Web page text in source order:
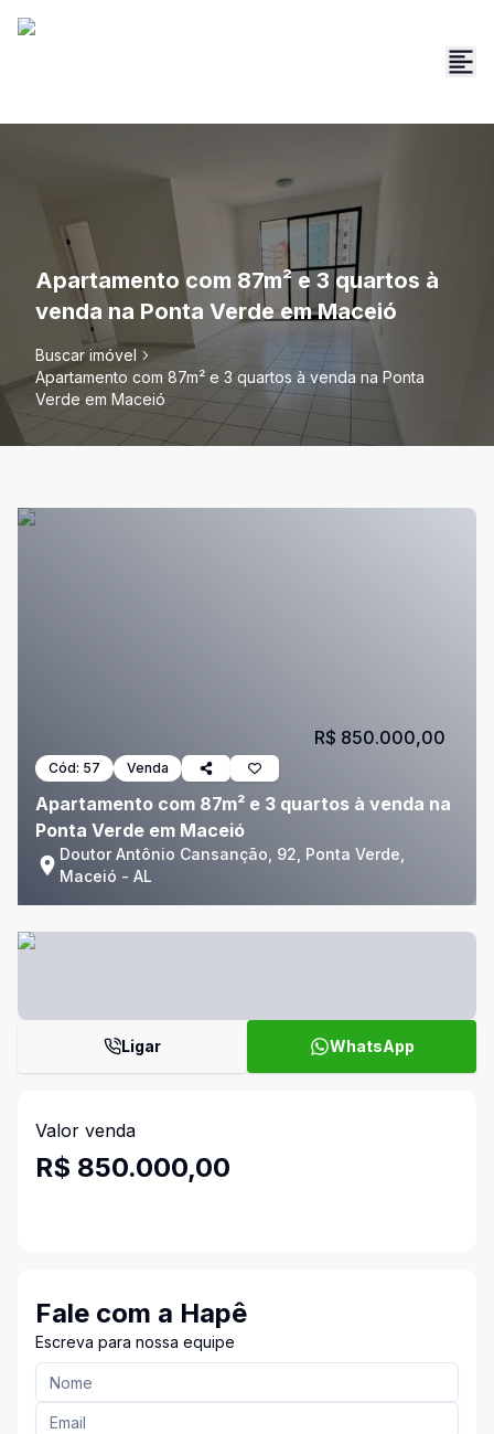
Apartamento com 87m² e 3 quartos à
venda na Ponta Verde em Maceió
Buscar imóvel
Apartamento com 87m² e 3 quartos à venda na Ponta
Verde em Maceió
Cód: 57 Venda
Apartamento com 87m² e 3 quartos à venda na
Ponta Verde em Maceió
Doutor Antônio Cansanção, 92, Ponta Verde,
Maceió - AL
R$ 850.000,00
Ligar WhatsApp
Valor venda
R$ 850.000,00
Fale com a Hapê
Escreva para nossa equipe